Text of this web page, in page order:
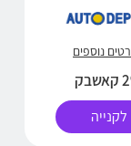
נוספים
לקנייה